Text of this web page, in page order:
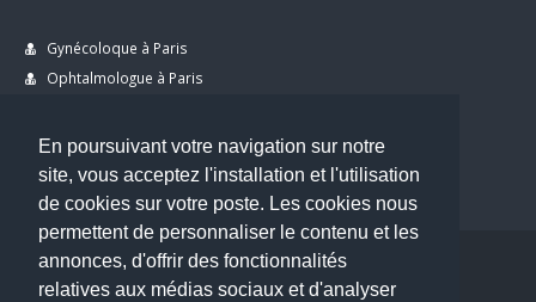
En poursuivant votre navigation sur notre
site, vous acceptez l'installation et l'utilisation
de cookies sur votre poste. Les cookies nous
permettent de personnaliser le contenu et les
annonces, d'offrir des fonctionnalités
relatives aux médias sociaux et d'analyser
Gynécoloque à Paris
Ophtalmologue à Paris
Dentiste à Paris
Copyright © 2026 . All Rights Reserved.